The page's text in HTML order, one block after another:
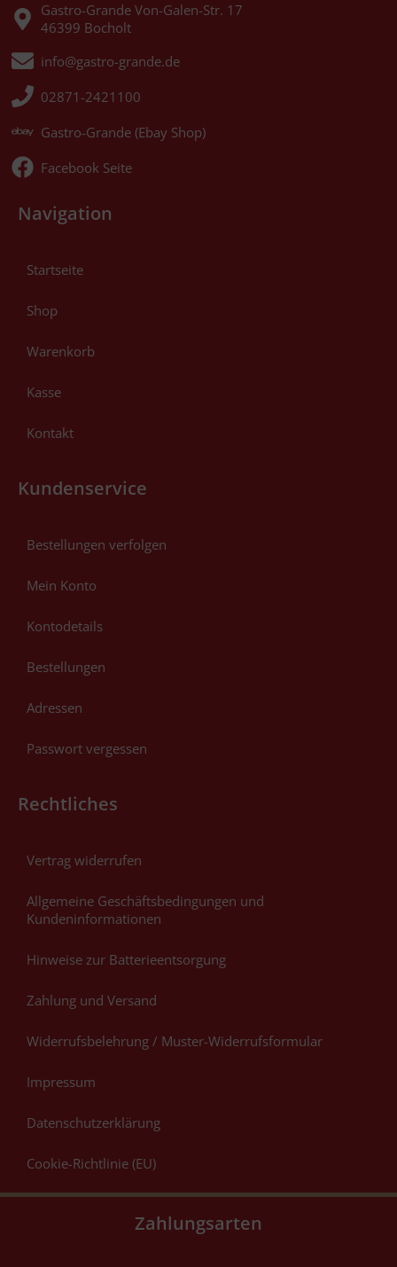
Gastro-Grande Von-Galen-Str. 17
46399 Bocholt
info@gastro-grande.de
02871-2421100
Gastro-Grande (Ebay Shop)
Facebook Seite
Navigation
Startseite
Shop
Warenkorb
Kasse
Kontakt
Kundenservice
Bestellungen verfolgen
Mein Konto
Kontodetails
Bestellungen
Adressen
Passwort vergessen
Rechtliches
Vertrag widerrufen
Allgemeine Geschäftsbedingungen und
Kundeninformationen
Hinweise zur Batterieentsorgung
Zahlung und Versand
Widerrufsbelehrung / Muster-Widerrufsformular
Impressum
Datenschutzerklärung
Cookie-Richtlinie (EU)
Zahlungsarten